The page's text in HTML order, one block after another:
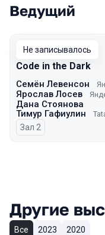
Ведущий
Не записывалось
Code in the Dark
Семён Левенсон
Ярослав Лосев
Дана Стоянова
Тимур Гафиулин
Зал 2
Другие
Все 2023 2020